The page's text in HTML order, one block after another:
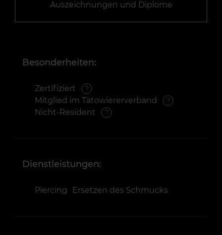
Auszeichnungen und Diplome
Besonderheiten:
Zertifiziert
Mitglied im Tätowiererverband
Nicht-Resident
Dienstleistungen:
Piercing Ersetzen des Schmucks